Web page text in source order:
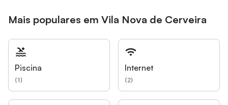
Mais populares em Vila Nova de Cerveira
Piscina
(1)
Internet
(2)